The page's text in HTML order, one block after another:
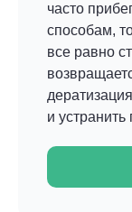
часто
способам,
все равно
и устранить